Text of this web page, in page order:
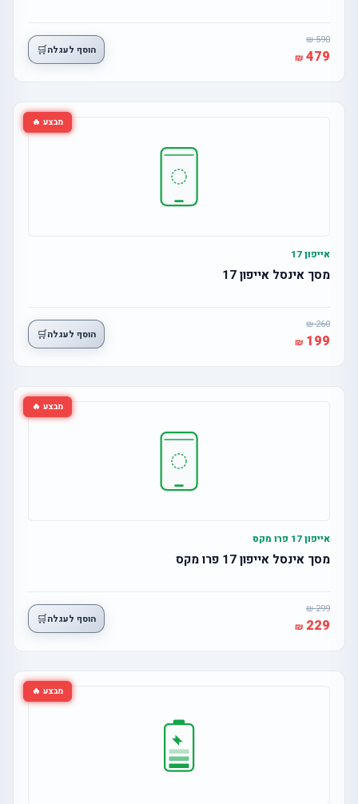
590
479 הוסף לעגלה🛒
מבצע 🔥
אייפון 17
מסך אינסל אייפון 17
260
199 הוסף לעגלה🛒
מבצע 🔥
אייפון 17 פרו מקס
מסך אינסל אייפון 17 פרו מקס
299
229 הוסף לעגלה🛒
מבצע 🔥